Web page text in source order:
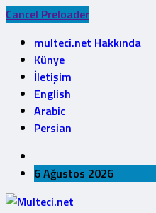
Cancel Preloader
multeci.net Hakkında
Künye
İletişim
English
Arabic
Persian
6 Ağustos 2026